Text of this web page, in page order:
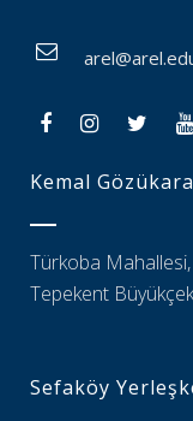
Kemal
Türkoba
Tepekent
Sefaköy